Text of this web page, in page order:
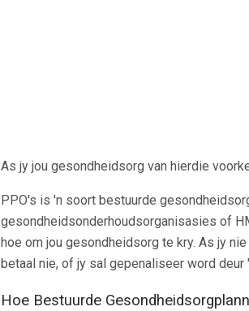
As jy jou gesondheidsorg van hierdie
PPO's is 'n soort bestuurde
gesondheidsonderhoudsorganisasies of
hoe om jou gesondheidsorg te kry. As jy
betaal nie, of jy sal gepenaliseer word
Hoe Bestuurde